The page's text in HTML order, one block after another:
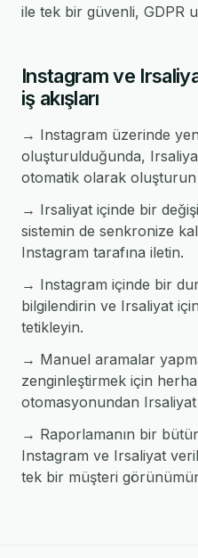
ile tek bir güvenli, GDPR
Instagram ve
iş akışları
→ Instagram üzerinde
oluşturulduğunda,
otomatik olarak
→ Irsaliyat içinde bir
sistemin de senkronize
Instagram tarafına iletin.
→ Instagram içinde bir
bilgilendirin ve Irsaliyat
tetikleyin.
→ Manuel aramalar
zenginleştirmek için
otomasyonundan Irsaliyat
→ Raporlamanın bir
Instagram ve Irsaliyat
tek bir müşteri